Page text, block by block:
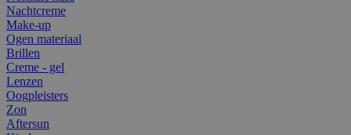
Nachtcreme
Make-up
Ogen materiaal
Brillen
Creme - gel
Lenzen
Oogpleisters
Zon
Aftersun